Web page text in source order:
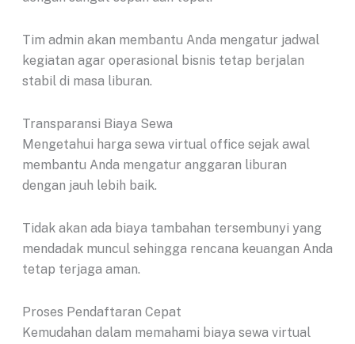
Tim admin akan membantu Anda mengatur jadwal
kegiatan agar operasional bisnis tetap berjalan
stabil di masa liburan.
Transparansi Biaya Sewa
Mengetahui harga sewa virtual office sejak awal
membantu Anda mengatur anggaran liburan
dengan jauh lebih baik.
Tidak akan ada biaya tambahan tersembunyi yang
mendadak muncul sehingga rencana keuangan Anda
tetap terjaga aman.
Proses Pendaftaran Cepat
Kemudahan dalam memahami biaya sewa virtual